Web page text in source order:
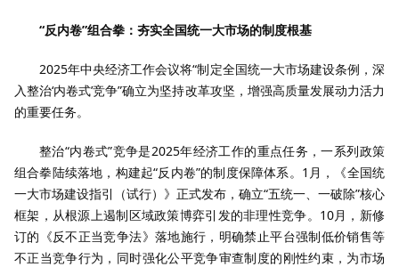
“反内卷”组合拳：夯实全国统一大市场的制度根基
2025年中央经济工作会议将“制定全国统一大市场建设条例，深
入整治‘内卷式’竞争”确立为坚持改革攻坚，增强高质量发展动力活力
的重要任务。
整治“内卷式”竞争是2025年经济工作的重点任务，一系列政策
组合拳陆续落地，构建起“反内卷”的制度保障体系。1月，《全国统
一大市场建设指引（试行）》正式发布，确立“五统一、一破除”核心
框架，从根源上遏制区域政策博弈引发的非理性竞争。10月，新修
订的《反不正当竞争法》落地施行，明确禁止平台强制低价销售等
不正当竞争行为，同时强化公平竞争审查制度的刚性约束，为市场